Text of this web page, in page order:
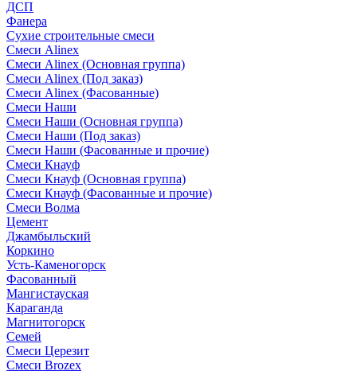
ДСП
Фанера
Сухие строительные смеси
Смеси Alinex
Смеси Alinex (Основная группа)
Смеси Alinex (Под заказ)
Смеси Alinex (Фасованные)
Смеси Наши
Смеси Наши (Основная группа)
Смеси Наши (Под заказ)
Смеси Наши (Фасованные и прочие)
Смеси Кнауф
Смеси Кнауф (Основная группа)
Смеси Кнауф (Фасованные и прочие)
Смеси Волма
Цемент
Джамбыльский
Коркино
Усть-Каменогорск
Фасованный
Мангистауская
Караганда
Магнитогорск
Семей
Смеси Церезит
Смеси Brozex